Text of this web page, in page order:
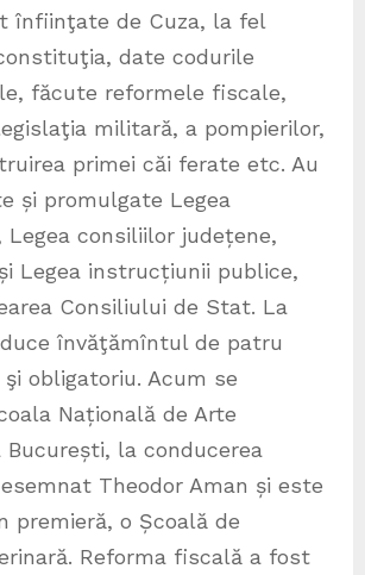
înfiinţate de Cuza, la fel
date codurile
făcute reformele fiscale,
militară, a pompierilor,
primei căi ferate etc. Au
și promulgate Legea
consiliilor județene,
Legea instrucțiunii publice,
Consiliului de Stat. La
învăţămîntul de patru
obligatoriu. Acum se
Națională de Arte
București, la conducerea
Theodor Aman și este
premieră, o Școală de
Reforma fiscală a fost